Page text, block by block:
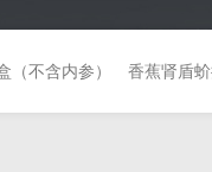
（不含内参） 香蕉肾盾